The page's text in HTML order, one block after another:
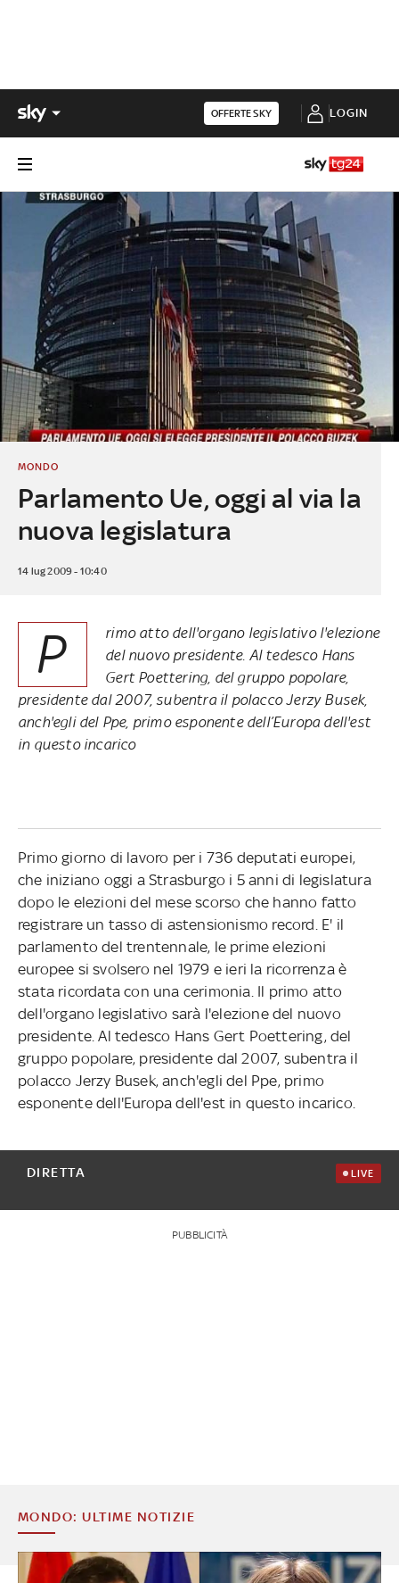
OFFERTE SKY LOGIN
Parlamento Ue, oggi al via la
nuova legislatura
MONDO
14 lug 2009 - 10:40
P
rimo atto dell'organo legislativo l'elezione
del nuovo presidente. Al tedesco Hans
Gert Poettering, del gruppo popolare,
presidente dal 2007, subentra il polacco Jerzy Busek,
anch'egli del Ppe, primo esponente dell’Europa dell'est
in questo incarico
Primo giorno di lavoro per i 736 deputati europei,
che iniziano oggi a Strasburgo i 5 anni di legislatura
dopo le elezioni del mese scorso che hanno fatto
registrare un tasso di astensionismo record. E' il
parlamento del trentennale, le prime elezioni
europee si svolsero nel 1979 e ieri la ricorrenza è
stata ricordata con una cerimonia. Il primo atto
dell'organo legislativo sarà l'elezione del nuovo
presidente. Al tedesco Hans Gert Poettering, del
gruppo popolare, presidente dal 2007, subentra il
polacco Jerzy Busek, anch'egli del Ppe, primo
esponente dell'Europa dell'est in questo incarico.
DIRETTA LIVE
PUBBLICITÀ
MONDO: ULTIME NOTIZIE